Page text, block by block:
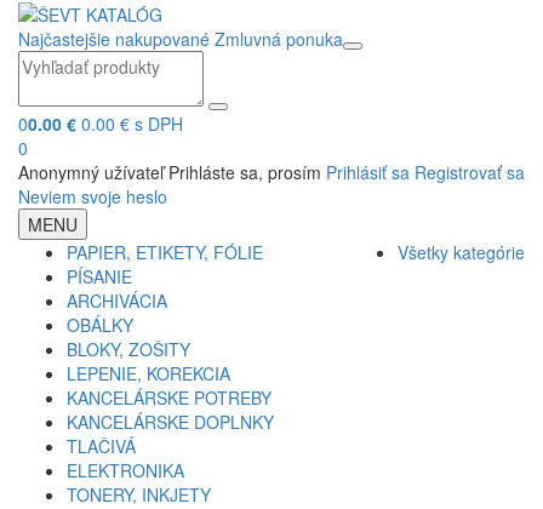
Najčastejšie nakupované Zmluvná ponuka
00.00 € 0.00 € s DPH
0
Anonymný užívateľ Prihláste sa, prosím Prihlásiť sa Registrovať sa
Neviem svoje heslo
MENU
PAPIER, ETIKETY, FÓLIE
PÍSANIE
ARCHIVÁCIA
OBÁLKY
BLOKY, ZOŠITY
LEPENIE, KOREKCIA
KANCELÁRSKE POTREBY
KANCELÁRSKE DOPLNKY
TLAČIVÁ
ELEKTRONIKA
TONERY, INKJETY
Všetky kategórie